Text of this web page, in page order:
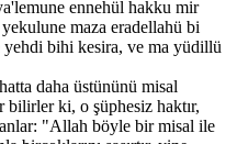
ennehül hakku mir
maza eradellahü bi
bihi kesira, ve ma yüdillü
daha üstününü misal
bilirler ki, o şüphesiz haktır,
"Allah böyle bir misal ile